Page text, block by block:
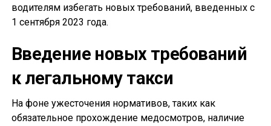
водителям избегать новых требований, введенных с
1 сентября 2023 года.
Введение новых требований
к легальному такси
На фоне ужесточения нормативов, таких как
обязательное прохождение медосмотров, наличие